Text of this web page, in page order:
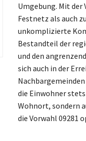
Umgebung. Mit
Festnetz als auch
unkomplizierte
Bestandteil der
und den
sich auch in der
die Einwohner
Wohnort, sondern
die Vorwahl 09281